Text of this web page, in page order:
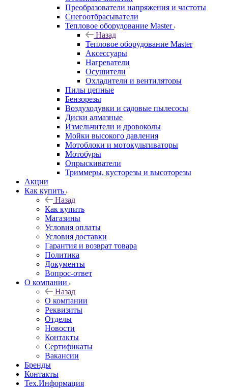
Преобразователи напряжения и частоты
Снегоотбрасыватели
Тепловое оборудование Master
Назад
Тепловое оборудование Master
Аксессуары
Нагреватели
Осушители
Охладители и вентиляторы
Пилы цепные
Бензорезы
Воздуходувки и садовые пылесосы
Диски алмазные
Измельчители и дровоколы
Мойки высокого давления
Мотоблоки и мотокультиваторы
Мотобуры
Опрыскиватели
Триммеры, кусторезы и высоторезы
Акции
Как купить
Назад
Как купить
Магазины
Условия оплаты
Условия доставки
Гарантия и возврат товара
Политика
Документы
Вопрос-ответ
О компании
Назад
О компании
Реквизиты
Отделы
Новости
Контакты
Сертификаты
Вакансии
Бренды
Контакты
Тех.Информация